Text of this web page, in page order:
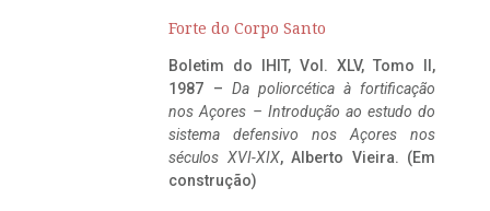
Forte do Corpo Santo
Boletim do IHIT, Vol. XLV, Tomo II,
1987 – Da poliorcética à fortificação
nos Açores – Introdução ao estudo do
sistema defensivo nos Açores nos
séculos XVI-XIX, Alberto Vieira. (Em
construção)